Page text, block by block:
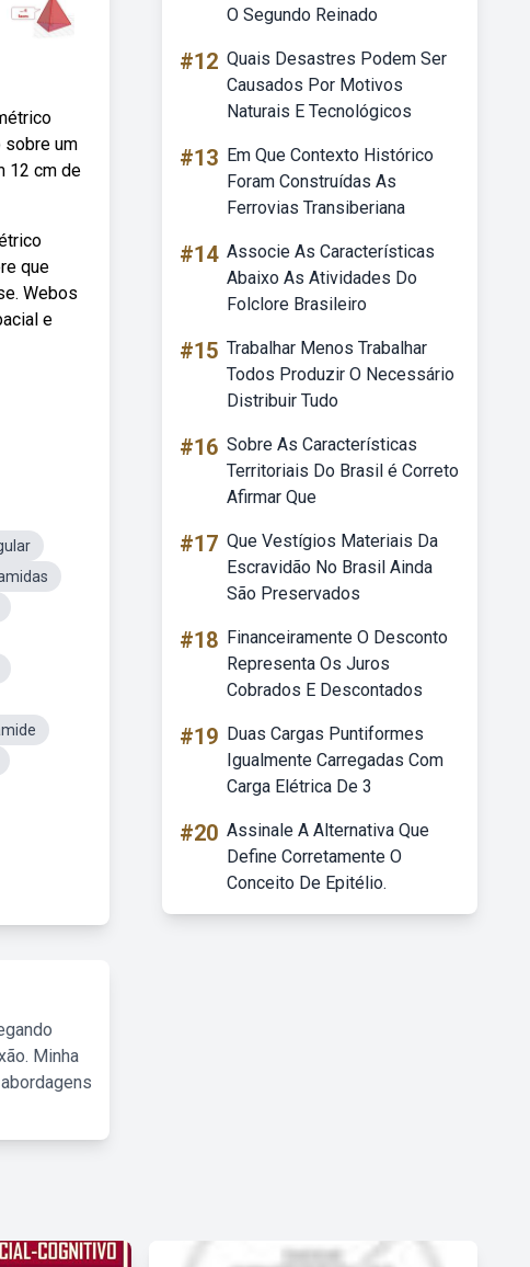
sobre um
12 cm de
que
Webos
e
Minha
O Segundo Reinado
#12 Quais Desastres Podem Ser
Causados Por Motivos
Naturais E Tecnológicos
#13 Em Que Contexto Histórico
Foram Construídas As
Ferrovias Transiberiana
#14 Associe As Características
Abaixo As Atividades Do
Folclore Brasileiro
#15 Trabalhar Menos Trabalhar
Todos Produzir O Necessário
Distribuir Tudo
#16 Sobre As Características
Territoriais Do Brasil é Correto
Afirmar Que
#17 Que Vestígios Materiais Da
Escravidão No Brasil Ainda
São Preservados
#18 Financeiramente O Desconto
Representa Os Juros
Cobrados E Descontados
#19 Duas Cargas Puntiformes
Igualmente Carregadas Com
Carga Elétrica De 3
#20 Assinale A Alternativa Que
Define Corretamente O
Conceito De Epitélio.